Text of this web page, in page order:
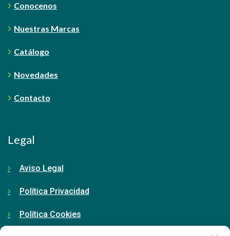
Conocenos
Nuestras Marcas
Catálogo
Novedades
Contacto
Legal
Aviso Legal
Política Privacidad
Política Cookies